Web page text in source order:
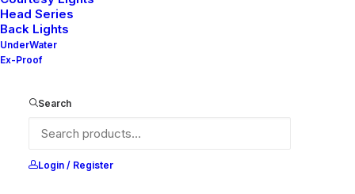
Head Series
Back Lights
UnderWater
Ex-Proof
Search
Login / Register
kullanılacaktır.